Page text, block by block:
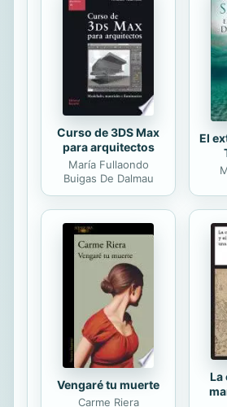
papel. Este
se convertirá en
para sus miles de
Descubre...
Curso de 3DS Max
para arquitectos
María Fullaondo
Buigas De Dalmau
El
Vengaré tu muerte
Carme Riera
La